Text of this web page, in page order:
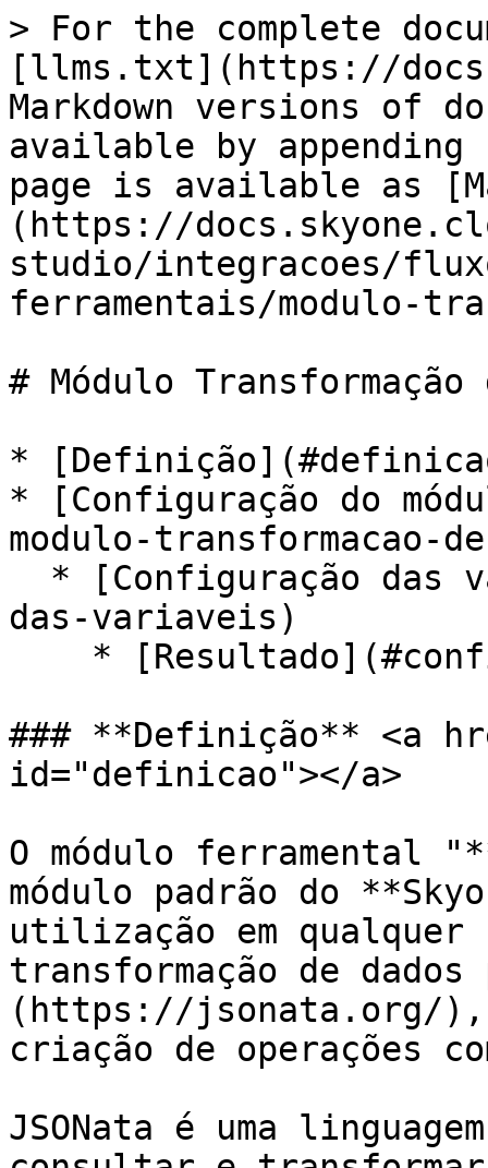
> For the complete
[llms.txt](https://
Markdown versions of
available by
page is available as
(https://
studio/integracoes/
ferramentais/modulo-
# Módulo Transformação
*
* [Configuração do
modulo-transformacao-
das-variaveis)
### **Definição** <a
id="definicao"></a>
O módulo ferramental
módulo padrão do
utilização em
transformação de dados
(https://jsonata.org/
criação de operações
JSONata é uma